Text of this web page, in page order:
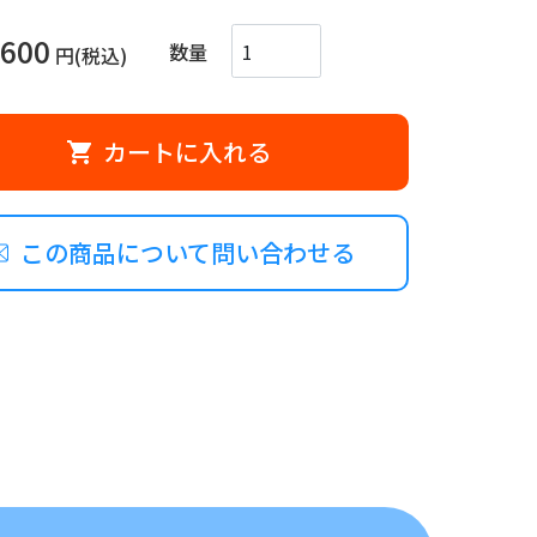
円(税込) 数量
カートに入れる
この商品について問い合わせる